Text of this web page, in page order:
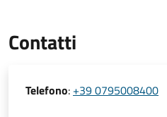
Contatti
Telefono: +39 0795008400